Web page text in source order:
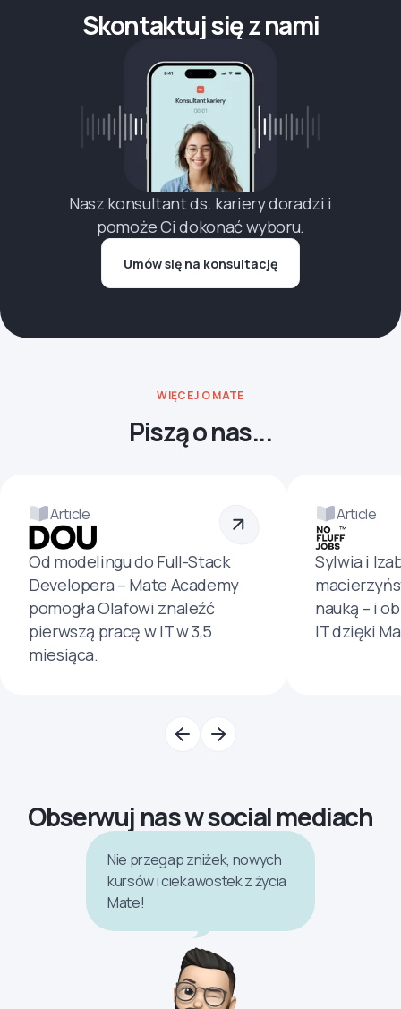
Skontaktuj się z nami
Nasz konsultant ds. kariery doradzi i
pomoże Ci dokonać wyboru.
Umów się na konsultację
WIĘCEJ O MATE
Piszą o nas...
Article
Od modelingu do Full-Stack
Developera – Mate Academy
pomogła Olafowi znaleźć
pierwszą pracę w IT w 3,5
miesiąca.
Article
Sylwia i
nauką – i
IT dzięki
Obserwuj nas w social mediach
Nie przegap zniżek, nowych
kursów i ciekawostek z życia
Mate!